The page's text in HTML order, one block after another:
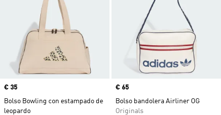
Precio
€ 35
Bolso Bowling con estampado de
leopardo
Precio
€ 65
Bolso bandolera Airliner OG
Originals